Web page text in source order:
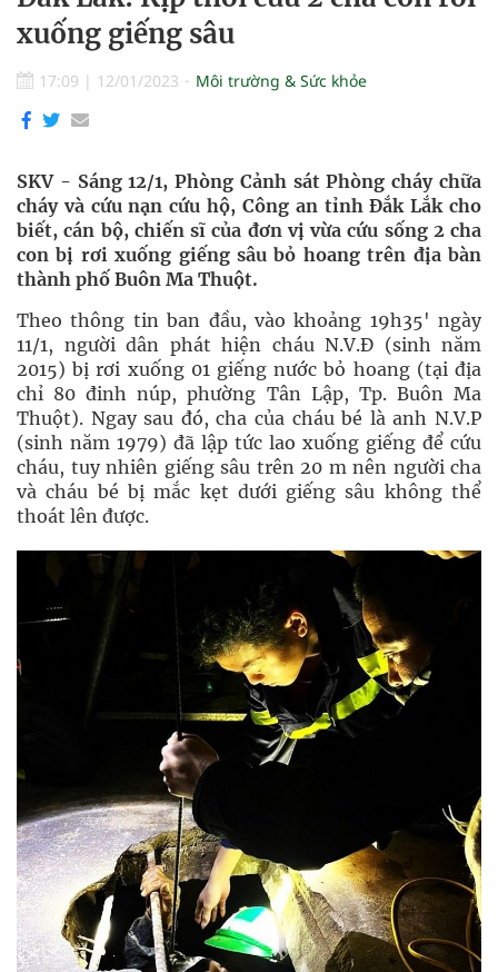
xuống giếng sâu
17:09 | 12/01/2023 Môi trường & Sức khỏe
SKV - Sáng 12/1, Phòng Cảnh sát Phòng cháy chữa
cháy và cứu nạn cứu hộ, Công an tỉnh Đắk Lắk cho
biết, cán bộ, chiến sĩ của đơn vị vừa cứu sống 2 cha
con bị rơi xuống giếng sâu bỏ hoang trên địa bàn
thành phố Buôn Ma Thuột.
Theo thông tin ban đầu, vào khoảng 19h35' ngày
11/1, người dân phát hiện cháu N.V.Đ (sinh năm
2015) bị rơi xuống 01 giếng nước bỏ hoang (tại địa
chỉ 80 đinh núp, phường Tân Lập, Tp. Buôn Ma
Thuột). Ngay sau đó, cha của cháu bé là anh N.V.P
(sinh năm 1979) đã lập tức lao xuống giếng để cứu
cháu, tuy nhiên giếng sâu trên 20 m nên người cha
và cháu bé bị mắc kẹt dưới giếng sâu không thể
thoát lên được.